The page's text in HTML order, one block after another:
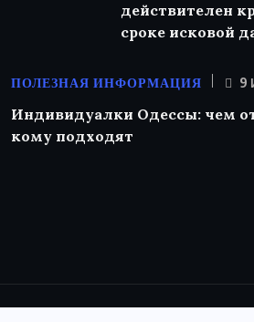
действителен
сроке исковой
ПОЛЕЗНАЯ ИНФОРМАЦИЯ 9
Индивидуалки Одессы: чем
кому подходят